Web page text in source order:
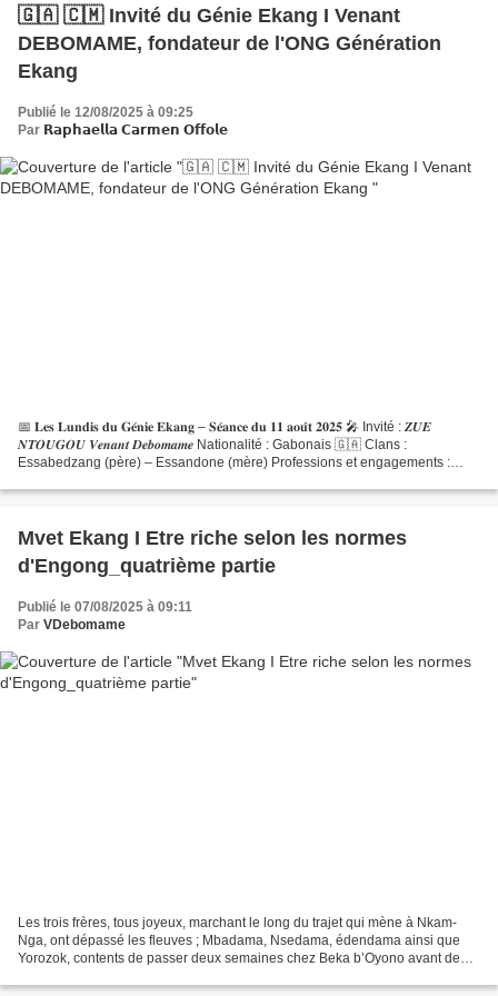
🇬🇦 🇨🇲 Invité du Génie Ekang I Venant
DEBOMAME, fondateur de l'ONG Génération
Ekang
Publié le 12/08/2025 à 09:25
Par 𝗥𝗮𝗽𝗵𝗮𝗲𝗹𝗹𝗮 𝗖𝗮𝗿𝗺𝗲𝗻 𝗢𝗳𝗳𝗼𝗹𝗲
📅 𝐋𝐞𝐬 𝐋𝐮𝐧𝐝𝐢𝐬 𝐝𝐮 𝐆𝐞́𝐧𝐢𝐞 𝐄𝐤𝐚𝐧𝐠 – 𝐒𝐞́𝐚𝐧𝐜𝐞 𝐝𝐮 𝟏𝟏 𝐚𝐨𝐮̂𝐭 𝟐𝟎𝟐𝟓 🎤 Invité : 𝒁𝑼𝑬
𝑵𝑻𝑶𝑼𝑮𝑶𝑼 𝑽𝒆𝒏𝒂𝒏𝒕 𝑫𝒆𝒃𝒐𝒎𝒂𝒎𝒆 Nationalité : Gabonais 🇬🇦 Clans :
Essabedzang (père) – Essandone (mère) Professions et engagements :
Mvet Ekang I Etre riche selon les normes
d'Engong_quatrième partie
Publié le 07/08/2025 à 09:11
Par VDebomame
Les trois frères, tous joyeux, marchant le long du trajet qui mène à Nkam-
Nga, ont dépassé les fleuves ; Mbadama, Nsedama, édendama ainsi que
Yorozok, contents de passer deux semaines chez Beka b’Oyono avant de